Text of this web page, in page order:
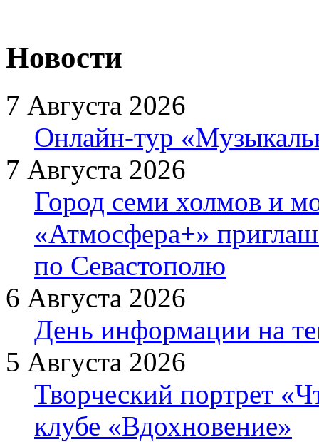
Новости
7 Августа 2026
Онлайн-тур
7 Августа 2026
Город семи холмов и
«Атмосфера+»
по Севастополю
6 Августа 2026
День информации на
5 Августа 2026
Творческий портрет
клубе «Вдохновение»